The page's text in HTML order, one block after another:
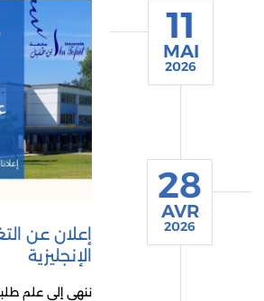
11
MAI
2026
إعلان عن
الإنجليزية
ننهى إلى علم
28
AVR
2026